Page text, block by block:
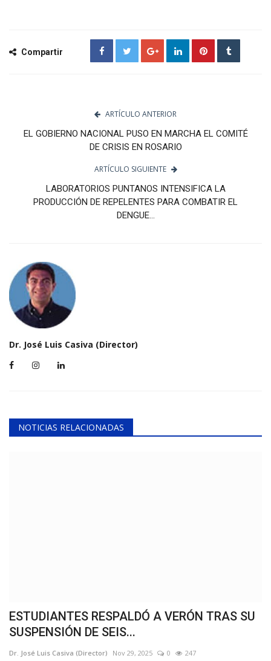
Compartir
ARTÍCULO ANTERIOR
EL GOBIERNO NACIONAL PUSO EN MARCHA EL COMITÉ
DE CRISIS EN ROSARIO
ARTÍCULO SIGUIENTE
LABORATORIOS PUNTANOS INTENSIFICA LA
PRODUCCIÓN DE REPELENTES PARA COMBATIR EL
DENGUE...
Dr. José Luis Casiva (Director)
NOTICIAS RELACIONADAS
ESTUDIANTES RESPALDÓ A VERÓN TRAS SU
SUSPENSIÓN DE SEIS...
Dr. José Luis Casiva (Director) Nov 29, 2025 0 247